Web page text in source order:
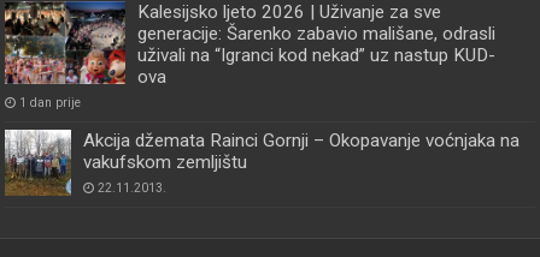
Kalesijsko ljeto 2026 | Uživanje za sve
generacije: Šarenko zabavio mališane, odrasli
uživali na “Igranci kod nekad” uz nastup KUD-
ova
1 dan prije
Akcija džemata Rainci Gornji – Okopavanje voćnjaka na
vakufskom zemljištu
22.11.2013.